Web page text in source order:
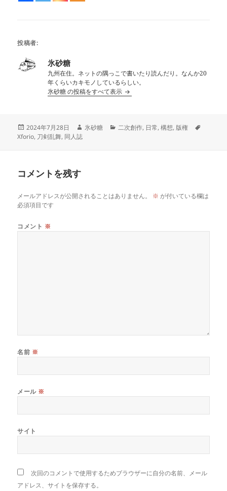
投稿者:
氷砂糖
九州在住。ネットの隅っこで書いたり読んだり。なんか20
年くらいカキモノしているらしい。
氷砂糖 の投稿をすべて表示
投
稿
2024年7月28日
作
氷砂糖
カ
二次創作, 日常,構想, 版権
Xforio, 刀剣乱舞, 同人誌
コメントを残す
メールアドレスが公開されることはありません。 ※ が付いている欄は
必須項目です
コメント ※
名前 ※
メール ※
サイト
次回のコメントで使用するためブラウザーに自分の名前、メール
アドレス、サイトを保存する。